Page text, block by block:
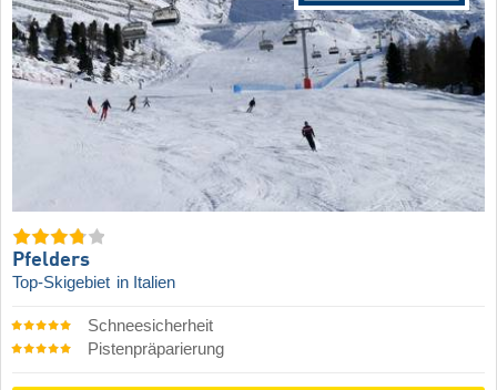
Pfelders
Top-Skigebiet in Italien
Schneesicherheit
Pistenpräparierung